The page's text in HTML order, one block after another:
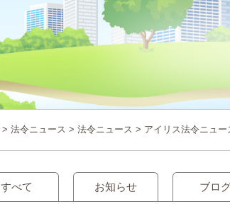
> 法令ニュース > 法令ニュース > アイリス法令ニュ
すべて お知らせ ブロ